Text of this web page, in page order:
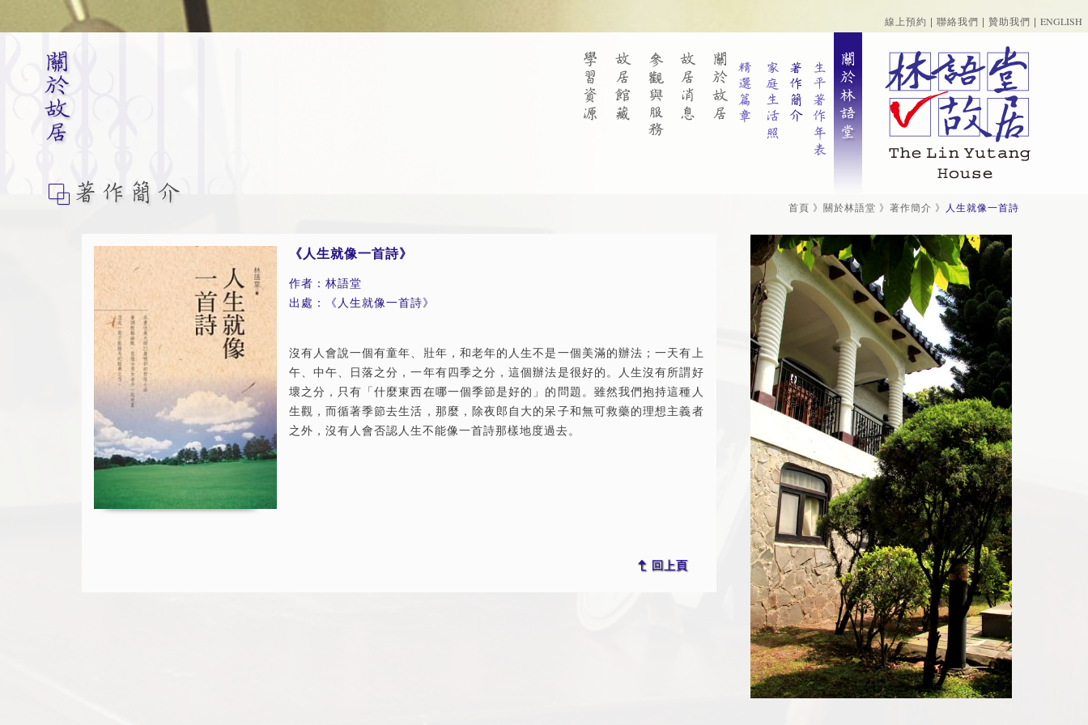
線上預約 聯絡我們 贊助我們 ENGLISH
首頁 》 關於林語堂 》 著作簡介 》 人生就像一首詩
《人生就像一首詩》
作者：林語堂
出處：《人生就像一首詩》
沒有人會說一個有童年、壯年，和老年的人生不是一個美滿的辦法；一天有上
午、中午、日落之分，一年有四季之分，這個辦法是很好的。人生沒有所謂好
壞之分，只有「什麼東西在哪一個季節是好的」的問題。雖然我們抱持這種人
生觀，而循著季節去生活，那麼，除夜郎自大的呆子和無可救藥的理想主義者
之外，沒有人會否認人生不能像一首詩那樣地度過去。